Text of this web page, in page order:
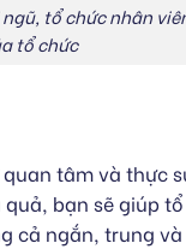
tổ chức nhân
tổ chức
tâm và thực
bạn sẽ giúp
cả ngắn, trung